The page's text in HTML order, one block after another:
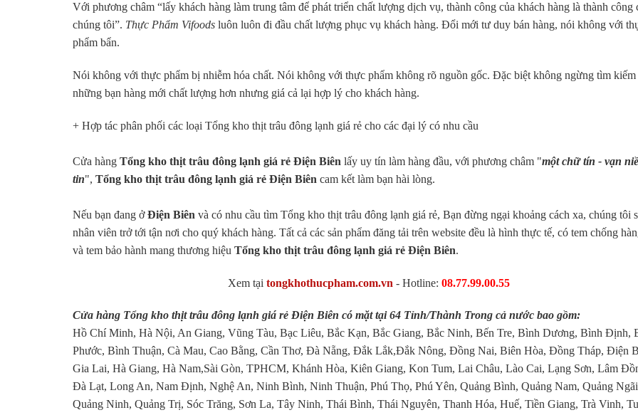
Với phương châm “lấy khách hàng làm trung tâm để phát triển chất lượng dịch vụ, thành công của khách hàng là thành công
chúng tôi”. Thực Phẩm Vifoods luôn luôn đi đầu chất lượng phục vụ khách hàng. Đổi mới tư duy bán hàng, nói không với
phẩm bẩn.
Nói không với thực phẩm bị nhiễm hóa chất. Nói không với thực phẩm không rõ nguồn gốc. Đặc biệt không ngừng tìm kiếm
những bạn hàng mới chất lượng hơn nhưng giá cả lại hợp lý cho khách hàng.
+ Hợp tác phân phối các loại Tổng kho thịt trâu đông lạnh giá rẻ cho các đại lý có nhu cầu
Cửa hàng Tổng kho thịt trâu đông lạnh giá rẻ Điện Biên lấy uy tín làm hàng đầu, với phương châm "một chữ tín - vạn
tin", Tổng kho thịt trâu đông lạnh giá rẻ Điện Biên cam kết làm bạn hài lòng.
Nếu bạn đang ởĐiện Biên và có nhu cầu tìm Tổng kho thịt trâu đông lạnh giá rẻ, Bạn đừng ngại khoảng cách xa, chúng tôi
nhân viên trở tới tận nơi cho quý khách hàng. Tất cả các sản phẩm đăng tải trên website đều là hình thực tế, có tem chống
và tem bảo hành mang thương hiệu Tổng kho thịt trâu đông lạnh giá rẻ Điện Biên.
Xem tại tongkhothucpham.com.vn - Hotline: 08.77.99.00.55
Cửa hàng Tổng kho thịt trâu đông lạnh giá rẻ Điện Biên có mặt tại 64 Tỉnh/Thành Trong cả nước bao gồm:
Hồ Chí Minh, Hà Nội, An Giang, Vũng Tàu, Bạc Liêu, Bắc Kạn, Bắc Giang, Bắc Ninh, Bến Tre, Bình Dương, Bình Định,
Phước, Bình Thuận, Cà Mau, Cao Bằng, Cần Thơ, Đà Nẵng, Đắk Lắk,Đắk Nông, Đồng Nai, Biên Hòa, Đồng Tháp, Điện
Gia Lai, Hà Giang, Hà Nam,Sài Gòn, TPHCM, Khánh Hòa, Kiên Giang, Kon Tum, Lai Châu, Lào Cai, Lạng Sơn, Lâm
Đà Lạt, Long An, Nam Định, Nghệ An, Ninh Bình, Ninh Thuận, Phú Thọ, Phú Yên, Quảng Bình, Quảng Nam, Quảng
Quảng Ninh, Quảng Trị, Sóc Trăng, Sơn La, Tây Ninh, Thái Bình, Thái Nguyên, Thanh Hóa, Huế, Tiền Giang, Trà Vinh,